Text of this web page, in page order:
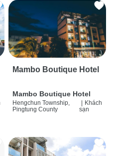
Mambo Boutique Hotel
Mambo Boutique Hotel
Hengchun Township,
Pingtung County
Khách
sạn